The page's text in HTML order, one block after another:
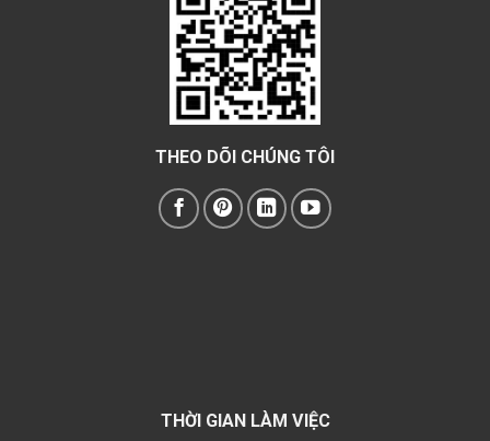
THEO DÕI CHÚNG TÔI
THỜI GIAN LÀM VIỆC